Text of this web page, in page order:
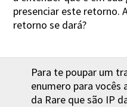
presenciar este retorno.
retorno se dará?
Para te poupar um
enumero para vocês
da Rare que são IP